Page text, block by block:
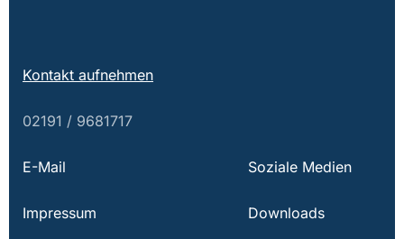
Kontakt aufnehmen
02191 / 9681717
E-Mail
Impressum
Soziale Medien
Downloads